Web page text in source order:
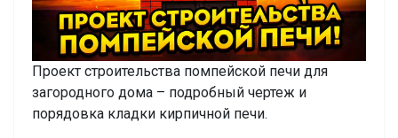
Проект строительства помпейской печи для
загородного дома – подробный чертеж и
порядовка кладки кирпичной печи.